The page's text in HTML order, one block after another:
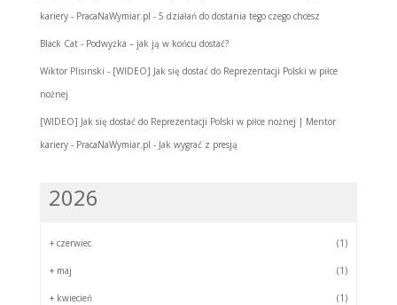
kariery - PracaNaWymiar.pl - 5 działań do dostania tego czego chcesz
Black Cat- Podwyżka – jak ją w końcu dostać?
Wiktor Plisinski - [WIDEO] Jak się dostać do Reprezentacji Polski w piłce
nożnej
[WIDEO] Jak się dostać do Reprezentacji Polski w piłce nożnej | Mentor
kariery - PracaNaWymiar.pl - Jak wygrać z presją
2026
+ czerwiec (1)
+ maj (1)
+ kwiecień (1)